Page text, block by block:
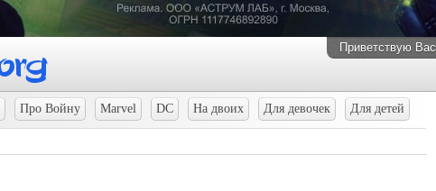
Приветствую Вас
Про Войну Marvel DC На двоих Для девочек Для детей